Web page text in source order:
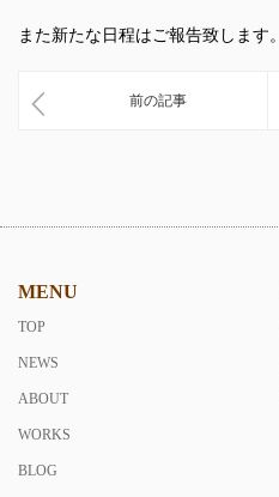
また新たな日程はご報告致します。
前の記事
MENU
TOP
NEWS
ABOUT
WORKS
BLOG